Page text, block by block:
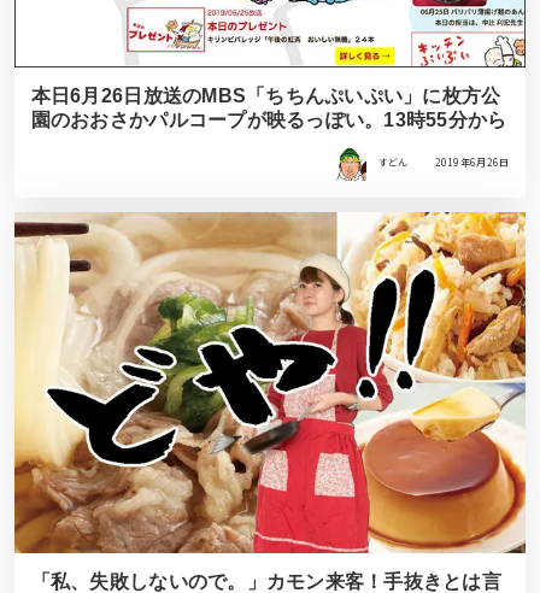
本日6月26日放送のMBS「ちちんぷいぷい」に枚方公
園のおおさかパルコープが映るっぽい。13時55分から
すどん 2019年6月26日
「私、失敗しないので。」カモン来客！手抜きとは言